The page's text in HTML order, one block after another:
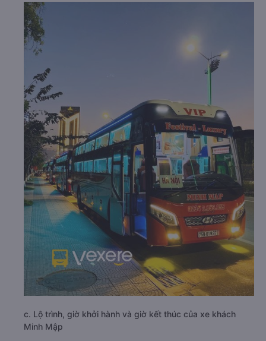
c. Lộ trình, giờ khởi hành và giờ kết thúc của xe khách
Minh Mập